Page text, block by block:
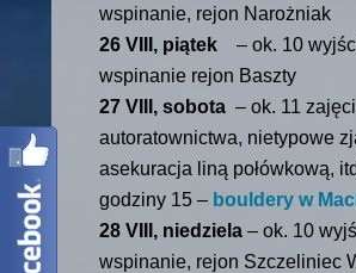
wspinanie, rejon Narożniak
26 VIII, piątek– ok. 10
wspinanie rejon Baszty
27 VIII, sobota– ok. 11
autoratownictwa, nietypowe
asekuracja liną połówkową,
godziny 15 – bouldery w
28 VIII, niedziela– ok. 10
wspinanie, rejon Szczeliniec